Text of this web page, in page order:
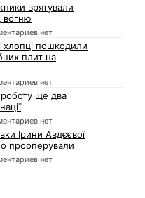
врятували
вогню
нет
хлопці пошкодили
плит на
нет
роботу ще два
нет
Ірини Авдєєвої
прооперували
нет